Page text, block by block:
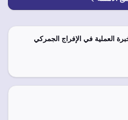
العملية في الإفراج الجمركي